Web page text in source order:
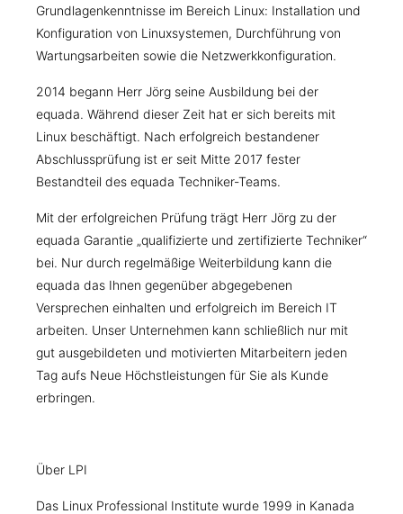
Grundlagenkenntnisse im Bereich Linux: Installation und
Konfiguration von Linuxsystemen, Durchführung von
Wartungsarbeiten sowie die Netzwerkkonfiguration.
2014 begann Herr Jörg seine Ausbildung bei der
equada. Während dieser Zeit hat er sich bereits mit
Linux beschäftigt. Nach erfolgreich bestandener
Abschlussprüfung ist er seit Mitte 2017 fester
Bestandteil des equada Techniker-Teams.
Mit der erfolgreichen Prüfung trägt Herr Jörg zu der
equada Garantie „qualifizierte und zertifizierte Techniker“
bei. Nur durch regelmäßige Weiterbildung kann die
equada das Ihnen gegenüber abgegebenen
Versprechen einhalten und erfolgreich im Bereich IT
arbeiten. Unser Unternehmen kann schließlich nur mit
gut ausgebildeten und motivierten Mitarbeitern jeden
Tag aufs Neue Höchstleistungen für Sie als Kunde
erbringen.
Über LPI
Das Linux Professional Institute wurde 1999 in Kanada